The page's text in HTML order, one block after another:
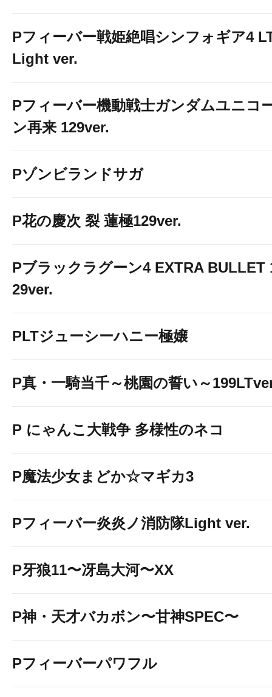
Pフィーバー戦姫絶唱シンフォギア4
Light ver.
Pフィーバー機動戦士ガンダムユニコ
ン再来 129ver.
Pゾンビランドサガ
P花の慶次 裂 蓮極129ver.
Pブラックラグーン4 EXTRA BULLET
29ver.
PLTジューシーハニー極嬢
P真・一騎当千～桃園の誓い～
P にゃんこ大戦争 多様性のネコ
P魔法少女まどか☆マギカ3
Pフィーバー炎炎ノ消防隊Light ver.
P牙狼11〜冴島大河〜XX
P神・天才バカボン〜甘神SPEC〜
Pフィーバーパワフル